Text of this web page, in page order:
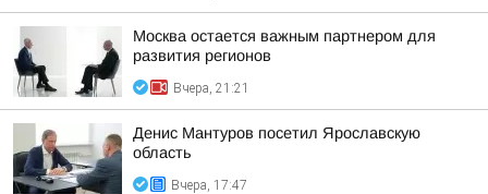
Москва остается важным партнером для
развития регионов
Вчера, 21:21
Денис Мантуров посетил Ярославскую
область
Вчера, 17:47